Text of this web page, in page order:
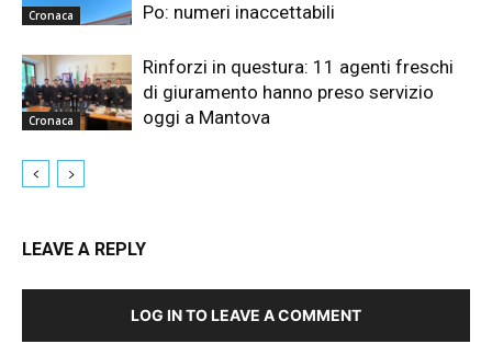
Cronaca
Po: numeri inaccettabili
Cronaca
Rinforzi in questura: 11 agenti freschi
di giuramento hanno preso servizio
oggi a Mantova
LEAVE A REPLY
LOG IN TO LEAVE A COMMENT